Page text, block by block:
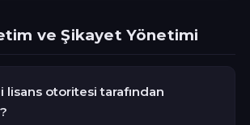
ve Şikayet Yönetimi
lisans otoritesi tarafından